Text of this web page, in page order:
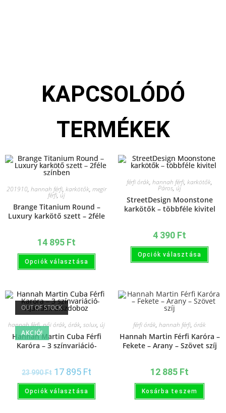
KAPCSOLÓDÓ
TERMÉKEK
201910, hannah férfi, karkötők, megir
férfi,új
Brange Titanium Round –
Luxury karkötő szett – 2féle
14 895 Ft
Opciók választása
férfi órák, hannah férfi, karkötők,
Páros,új
StreetDesign Moonstone
karkötők – többféle kivitel
4 390 Ft
Opciók választása
OUT OF STOCK
AKCIÓ!
hannah férfi,női órák, órák, solux, új
Hannah Martin Cuba Férfi
Karóra – 3 színvariáció-
23 990Ft 17 895 Ft
Opciók választása
férfi órák, hannah férfi, órák
Hannah Martin Férfi Karóra –
Fekete – Arany – Szövet szíj
12 885 Ft
Kosárba teszem